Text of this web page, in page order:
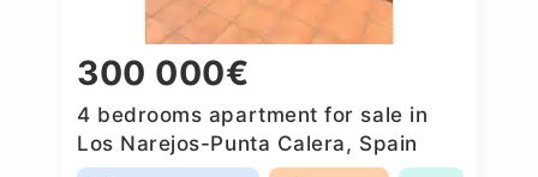
300 000€
4 bedrooms apartment for sale in
Los Narejos-Punta Calera, Spain